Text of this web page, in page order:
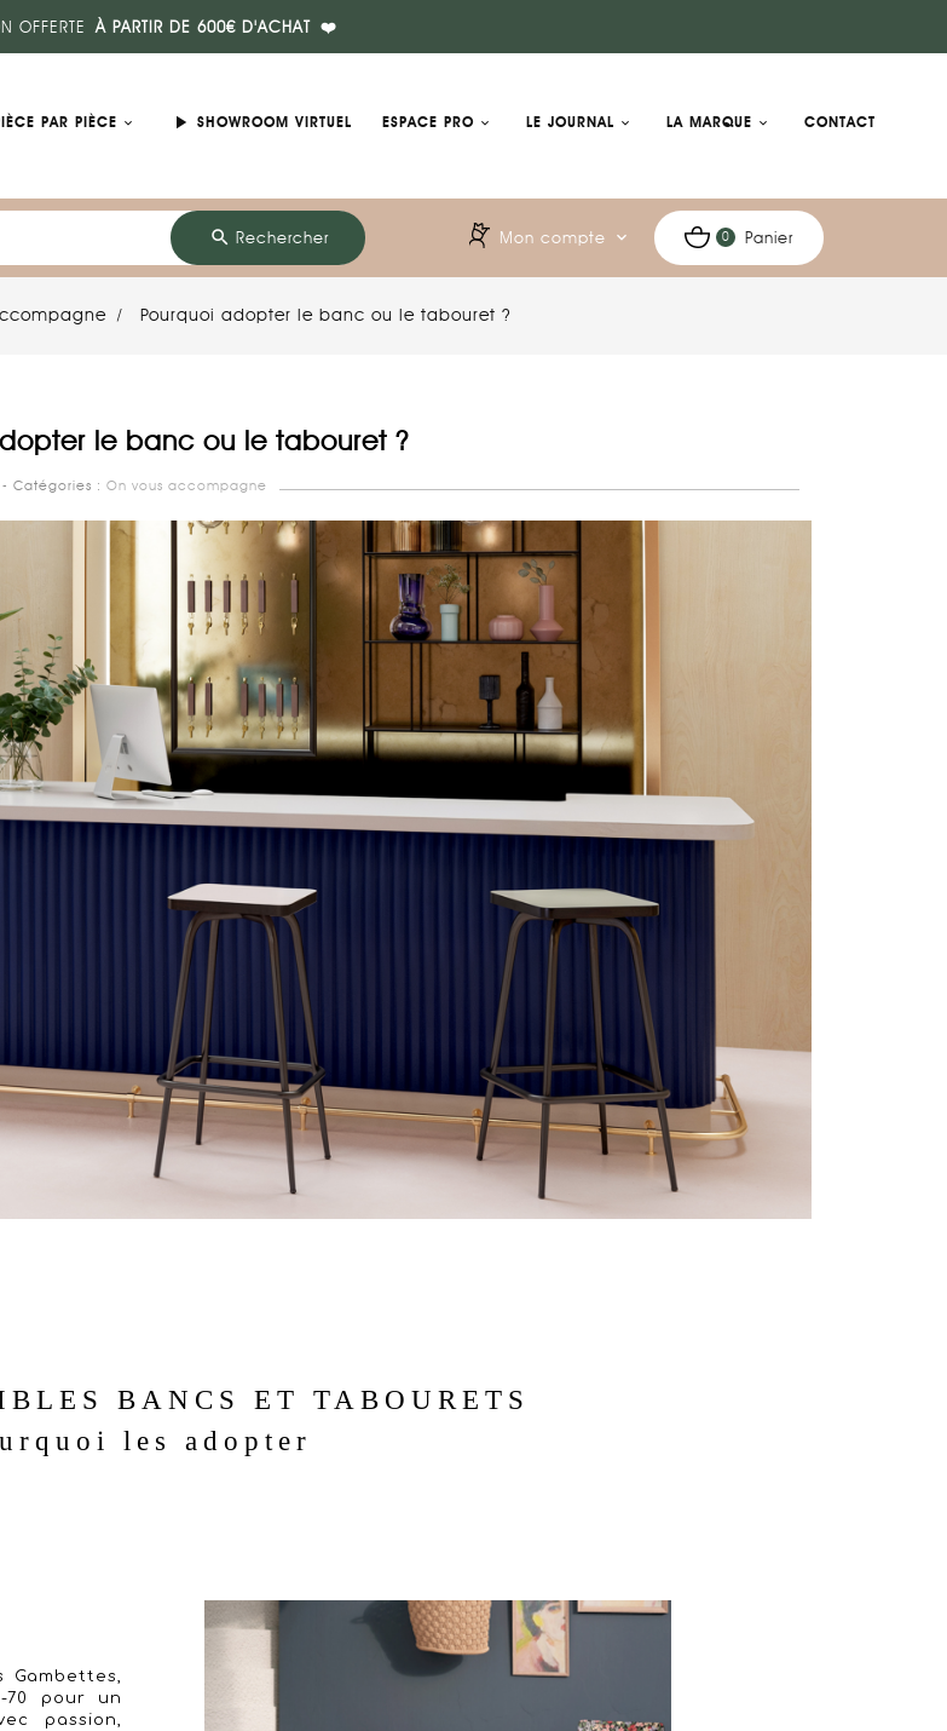
OFFERTE À PARTIR DE 600€ D'ACHAT ❤️
PAR PIÈCE play_arrow SHOWROOM VIRTUEL ESPACE PRO LE JOURNAL LA MARQUE CONTACT
search Rechercher 0 Panier
Mon compte expand_more
Pourquoi adopter le banc ou le tabouret ?
le banc ou le tabouret ?
- Catégories : On vous accompagne
BANCS ET TABOURETS
les adopter
Gambettes,
70 pour un
passion,